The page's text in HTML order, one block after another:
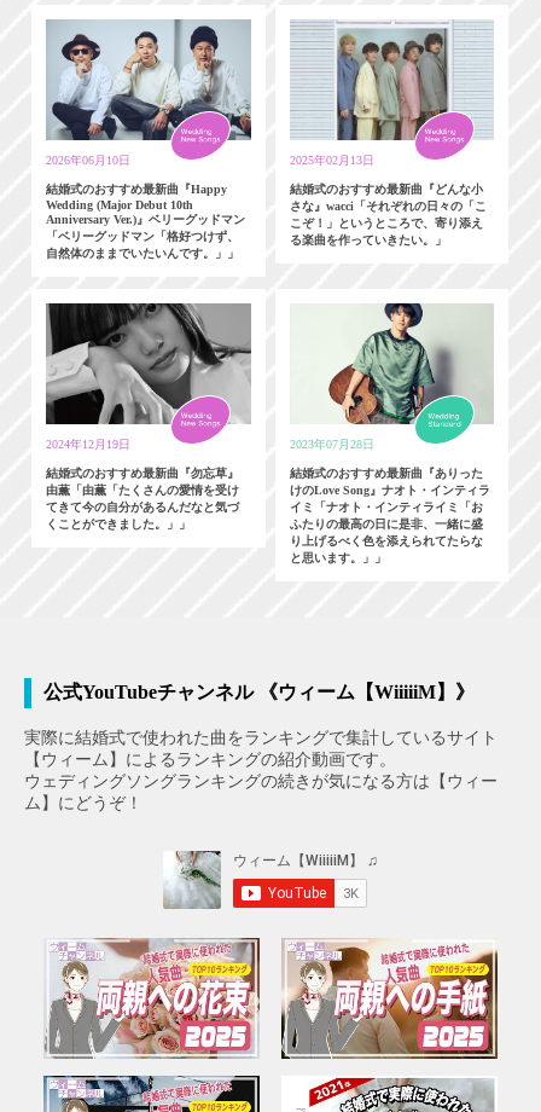
2026年06月10日
結婚式のおすすめ最新曲『Happy
Wedding (Major Debut 10th
Anniversary Ver.)』ベリーグッドマン
「ベリーグッドマン「格好つけず、
自然体のままでいたいんです。」」
2025年02月13日
結婚式のおすすめ最新曲『どんな小
さな』wacci「それぞれの日々の「こ
こぞ！」というところで、寄り添え
る楽曲を作っていきたい。」
2024年12月19日
結婚式のおすすめ最新曲『勿忘草』
由薫「由薫「たくさんの愛情を受け
てきて今の自分があるんだなと気づ
くことができました。」」
2023年07月28日
結婚式のおすすめ最新曲『ありった
けのLove Song』ナオト・インティラ
イミ「ナオト・インティライミ「お
ふたりの最高の日に是非、一緒に盛
り上げるべく色を添えられてたらな
と思います。」」
公式YouTubeチャンネル 《ウィーム【WiiiiiM】》
実際に結婚式で使われた曲をランキングで集計しているサイト
【ウィーム】によるランキングの紹介動画です。
ウェディングソングランキングの続きが気になる方は【ウィー
ム】にどうぞ！